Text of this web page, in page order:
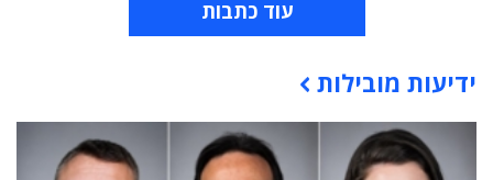
עוד כתבות
תוכן פרסומי
ידיעות מובילות